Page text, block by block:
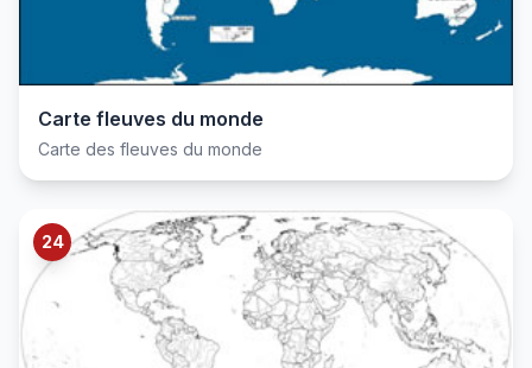
Carte fleuves du monde
Carte des fleuves du monde
24